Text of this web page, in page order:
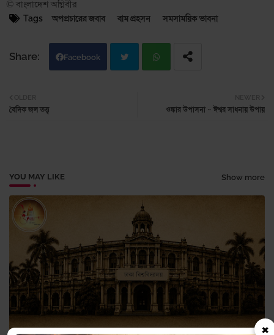
© বাংলাদেশ অগ্নিবীর
Tags অপপ্রচারের জবাব বাম প্রহসন সমসাময়িক ভাবনা
Facebook
ওঙ্কার উপাসনা ~ ঈশ্বর সাধনায় উপায়
বৈদিক জল তত্ত্ব
YOU MAY LIKE Show more
×